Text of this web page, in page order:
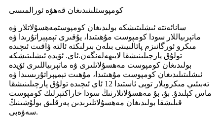
كومپوستلىنىدىغان قەھۋە ئورالمىسى
سانائەتتە ئىشلىتىشكە بولىدىغان كومپوستمەھسۇلاتلار ۋە
ماتېرىياللار سودا كومپوست مۇھىتىدا، يۇقىرى تېمپېراتۇرىدا ۋە
مىكرو ئورگانىزم پائالىيىتى بىلەن بىرلىكتە ئالتە ۋاقىت ئىچىدە
تولۇق پارچىلىنىشقا لايىھەلەنگەن.ئاي. ئۆيدە ئىشلىتىشكە
بولىدىغان كومپوست مەھسۇلاتلىرى ۋە ماتېرىياللىرى ئۆيدە
ئىشلىتىلىدىغان كومپوست مۇھىتىدا، مۇھىت تېمپېراتۇرىسىدا ۋە
تەبىئىي مىكروبلار توپى ئاستىدا 12 ئاي ئىچىدە تولۇق پارچىلىنىشقا
ماس كېلىدۇ. بۇ، بۇ مەھسۇلاتلارنىڭ سودا خاراكتېرلىك كومپوست
قىلىشقا بولىدىغان مەھسۇلاتلىرىدىن پەرقلىق بولۇشىنىڭ
سەۋەبى.